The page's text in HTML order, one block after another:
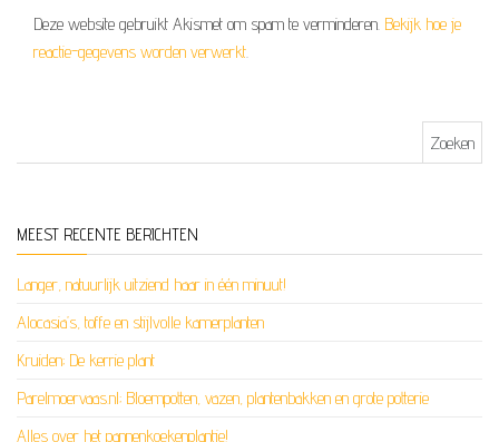
Deze website gebruikt Akismet om spam te verminderen. Bekijk hoe je
reactie-gegevens worden verwerkt.
MEEST RECENTE BERICHTEN
Langer, natuurlijk uitziend haar in één minuut!
Alocasia’s, toffe en stijlvolle kamerplanten
Kruiden; De kerrie plant
Parelmoervaas.nl; Bloempotten, vazen, plantenbakken en grote potterie
Alles over het pannenkoekenplantje!